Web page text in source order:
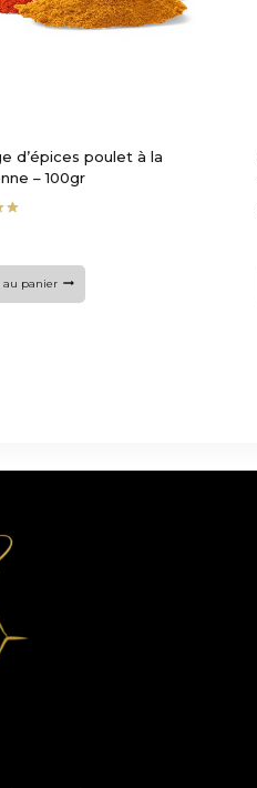
d’épices poulet à la
– 100gr
au panier